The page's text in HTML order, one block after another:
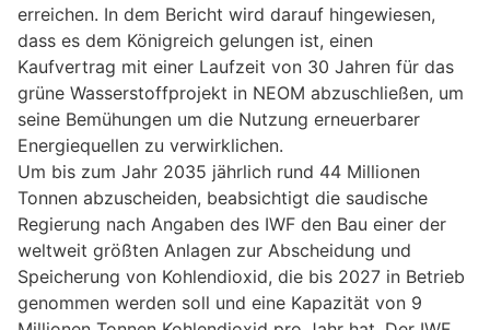
erreichen. In dem Bericht wird darauf hingewiesen,
dass es dem Königreich gelungen ist, einen
Kaufvertrag mit einer Laufzeit von 30 Jahren für das
grüne Wasserstoffprojekt in NEOM abzuschließen, um
seine Bemühungen um die Nutzung erneuerbarer
Energiequellen zu verwirklichen.
Um bis zum Jahr 2035 jährlich rund 44 Millionen
Tonnen abzuscheiden, beabsichtigt die saudische
Regierung nach Angaben des IWF den Bau einer der
weltweit größten Anlagen zur Abscheidung und
Speicherung von Kohlendioxid, die bis 2027 in Betrieb
genommen werden soll und eine Kapazität von 9